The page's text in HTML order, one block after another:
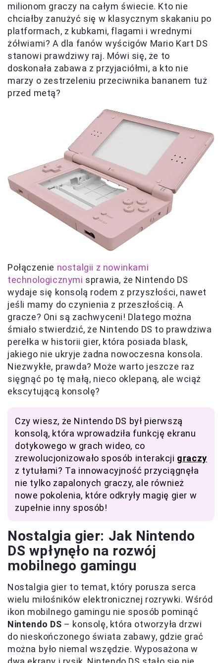
milionom graczy na całym świecie. Kto nie
chciałby zanużyć się w klasycznym skakaniu po
platformach, z kubkami, flagami i wrednymi
żółwiami? A dla fanów wyścigów Mario Kart DS
stanowi prawdziwy raj. Mówi się, że to
doskonała zabawa z przyjaciółmi, a kto nie
marzy o zestrzeleniu przeciwnika bananem tuż
przed metą?
Połączenie nostalgii z nowinkami
technologicznymi sprawia, że Nintendo DS
wydaje się konsolą rodem z przyszłości, nawet
jeśli mamy do czynienia z przeszłością. A
gracze? Oni są zachwyceni! Dlatego można
śmiało stwierdzić, że Nintendo DS to prawdziwa
perełka w historii gier, która posiada blask,
jakiego nie ukryje żadna nowoczesna konsola.
Niezwykłe, prawda? Może warto jeszcze raz
sięgnąć po tę małą, nieco oklepaną, ale wciąż
ekscytującą konsolę?
Czy wiesz, że Nintendo DS był pierwszą
konsolą, która wprowadziła funkcję ekranu
dotykowego w grach wideo, co
zrewolucjonizowało sposób interakcji graczy
z tytułami? Ta innowacyjność przyciągnęła
nie tylko zapalonych graczy, ale również
nowe pokolenia, które odkryły magię gier w
zupełnie inny sposób!
Nostalgia gier: Jak Nintendo
DS wpłynęło na rozwój
mobilnego gamingu
Nostalgia gier to temat, który porusza serca
wielu miłośników elektronicznej rozrywki. Wśród
ikon mobilnego gamingu nie sposób pominąć
Nintendo DS – konsolę, która otworzyła drzwi
do nieskończonego świata zabawy, gdzie grać
można było niemal wszędzie. Wyposażona w